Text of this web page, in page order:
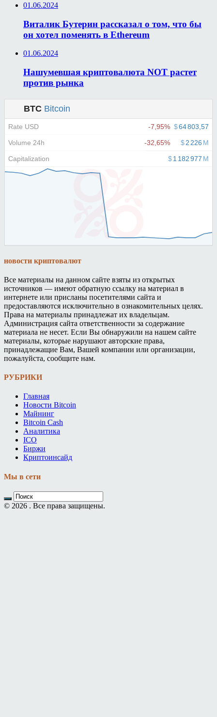
01.06.2024
Виталик Бутерин рассказал о том, что бы
он хотел поменять в Ethereum
01.06.2024
Нашумевшая криптовалюта NOT растет
против рынка
новости криптовалют
Все материалы на данном сайте взяты из открытых
источников — имеют обратную ссылку на материал в
интернете или присланы посетителями сайта и
предоставляются исключительно в ознакомительных целях.
Права на материалы принадлежат их владельцам.
Администрация сайта ответственности за содержание
материала не несет. Если Вы обнаружили на нашем сайте
материалы, которые нарушают авторские права,
принадлежащие Вам, Вашей компании или организации,
пожалуйста, сообщите нам.
РУБРИКИ
Главная
Новости Bitcoin
Майнинг
Bitcoin Cash
Аналитика
ICO
Биржи
Криптоинсайд
Мы в сети
© 2026 . Все права защищены.